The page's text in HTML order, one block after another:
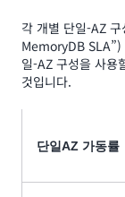
각 개별 단일-AZ
MemoryDB SLA”)
일-AZ 구성을 사용
것입니다.
단일AZ 가동률